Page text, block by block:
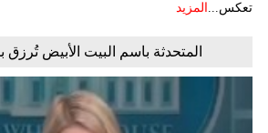
تعكس... المزيد
المتحدثة باسم البيت الأبيض تُرزق